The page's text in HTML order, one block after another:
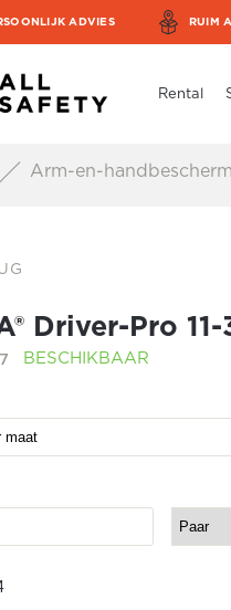
ADVIES RUIM
Rental
Arm-en-
Driver-Pro
BESCHIKBAAR